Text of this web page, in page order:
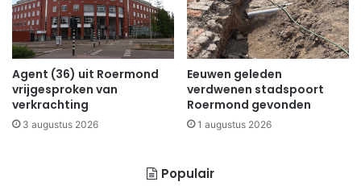
Agent (36) uit Roermond
vrijgesproken van
verkrachting
3 augustus 2026
Eeuwen geleden
verdwenen stadspoort
Roermond gevonden
1 augustus 2026
Populair